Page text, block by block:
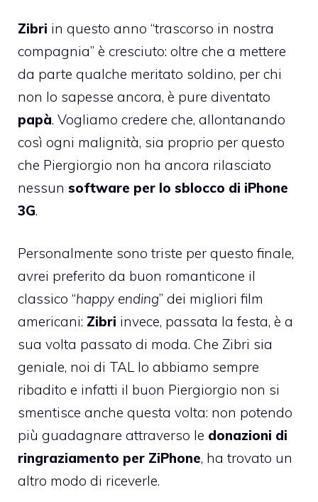
Zibri in questo anno “trascorso in nostra
compagnia” è cresciuto: oltre che a mettere
da parte qualche meritato soldino, per chi
non lo sapesse ancora, è pure diventato
papà. Vogliamo credere che, allontanando
così ogni malignità, sia proprio per questo
che Piergiorgio non ha ancora rilasciato
nessun software per lo sblocco di iPhone
3G.
Personalmente sono triste per questo finale,
avrei preferito da buon romanticone il
classico “happy ending” dei migliori film
americani: Zibri invece, passata la festa, è a
sua volta passato di moda. Che Zibri sia
geniale, noi di TAL lo abbiamo sempre
ribadito e infatti il buon Piergiorgio non si
smentisce anche questa volta: non potendo
più guadagnare attraverso le donazioni di
ringraziamento per ZiPhone, ha trovato un
altro modo di riceverle.